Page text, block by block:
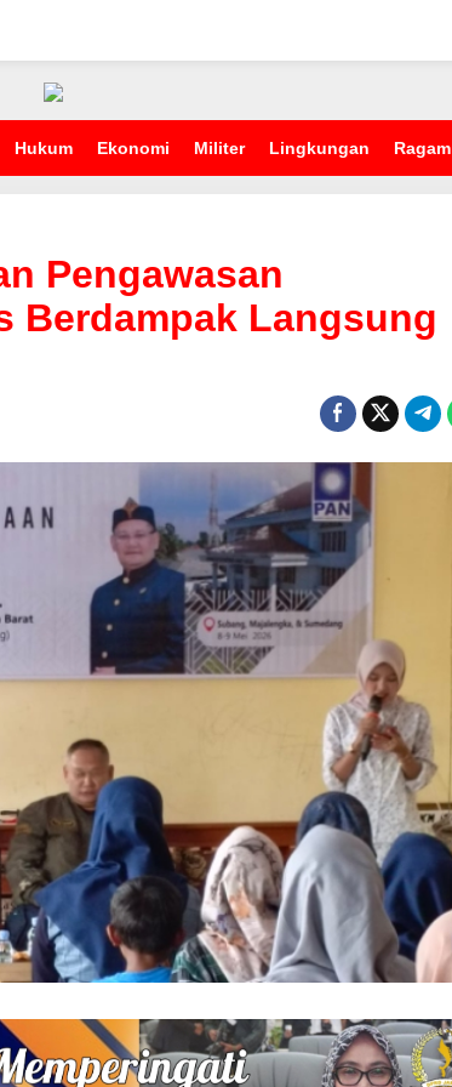
Hukum Ekonomi Militer Lingkungan Ragam
Pengawasan
Berdampak Langsung